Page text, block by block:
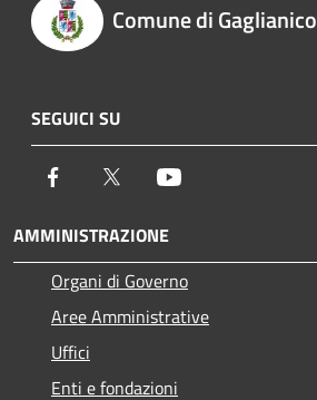
Comune di Gaglianico
SEGUICI SU
Facebook Twitter
AMMINISTRAZIONE
Organi di Governo
Aree Amministrative
Uffici
Enti e fondazioni